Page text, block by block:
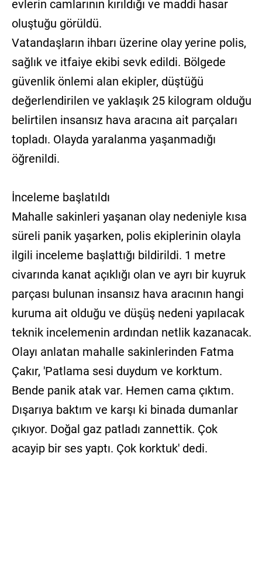
evlerin camlarının kırıldığı ve maddi hasar
oluştuğu görüldü.
Vatandaşların ihbarı üzerine olay yerine polis,
sağlık ve itfaiye ekibi sevk edildi. Bölgede
güvenlik önlemi alan ekipler, düştüğü
değerlendirilen ve yaklaşık 25 kilogram olduğu
belirtilen insansız hava aracına ait parçaları
topladı. Olayda yaralanma yaşanmadığı
öğrenildi.
İnceleme başlatıldı
Mahalle sakinleri yaşanan olay nedeniyle kısa
süreli panik yaşarken, polis ekiplerinin olayla
ilgili inceleme başlattığı bildirildi. 1 metre
civarında kanat açıklığı olan ve ayrı bir kuyruk
parçası bulunan insansız hava aracının hangi
kuruma ait olduğu ve düşüş nedeni yapılacak
teknik incelemenin ardından netlik kazanacak.
Olayı anlatan mahalle sakinlerinden Fatma
Çakır, 'Patlama sesi duydum ve korktum.
Bende panik atak var. Hemen cama çıktım.
Dışarıya baktım ve karşı ki binada dumanlar
çıkıyor. Doğal gaz patladı zannettik. Çok
acayip bir ses yaptı. Çok korktuk' dedi.